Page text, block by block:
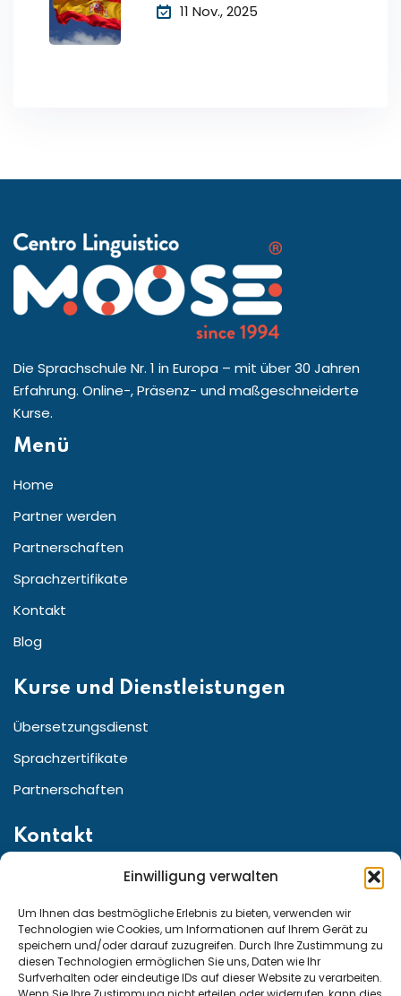
Einwilligung verwalten
Um Ihnen das bestmögliche Erlebnis zu bieten, verwenden wir
Technologien wie Cookies, um Informationen auf Ihrem Gerät zu
speichern und/oder darauf zuzugreifen. Durch Ihre Zustimmung zu
diesen Technologien ermöglichen Sie uns, Daten wie Ihr
Surfverhalten oder eindeutige IDs auf dieser Website zu verarbeiten.
11 Nov., 2025
Die Sprachschule Nr. 1 in Europa – mit über 30 Jahren
Erfahrung. Online-, Präsenz- und maßgeschneiderte
Kurse.
Menü
Home
Partner werden
Partnerschaften
Sprachzertifikate
Kontakt
Blog
Kurse und Dienstleistungen
Übersetzungsdienst
Sprachzertifikate
Partnerschaften
Kontakt
Straße:Friedrichstr. 155 10117 Berlin, Berlin Germany
Telefon für den Kundenservice aus ganz:
Deutschland und Österreich: +49 15222307947